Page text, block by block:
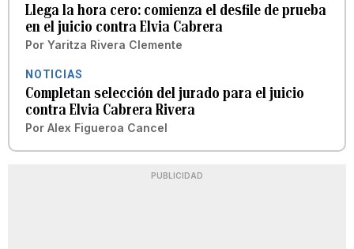
Llega la hora cero: comienza el desfile de prueba
en el juicio contra Elvia Cabrera
Por Yaritza Rivera Clemente
NOTICIAS
Completan selección del jurado para el juicio
contra Elvia Cabrera Rivera
Por Alex Figueroa Cancel
PUBLICIDAD